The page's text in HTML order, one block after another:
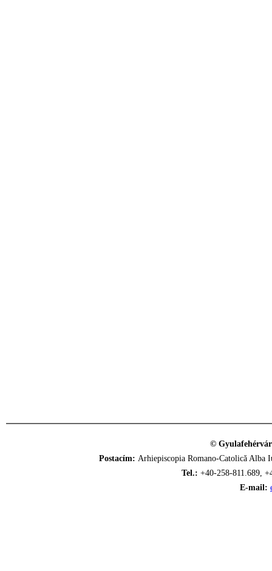
©
Postacím: Arhiepiscopia Romano-Catolică
Tel.: +40-258-811.689,
E-mail: